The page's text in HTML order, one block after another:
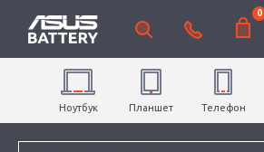
0
Ноутбук Планшет Телефон